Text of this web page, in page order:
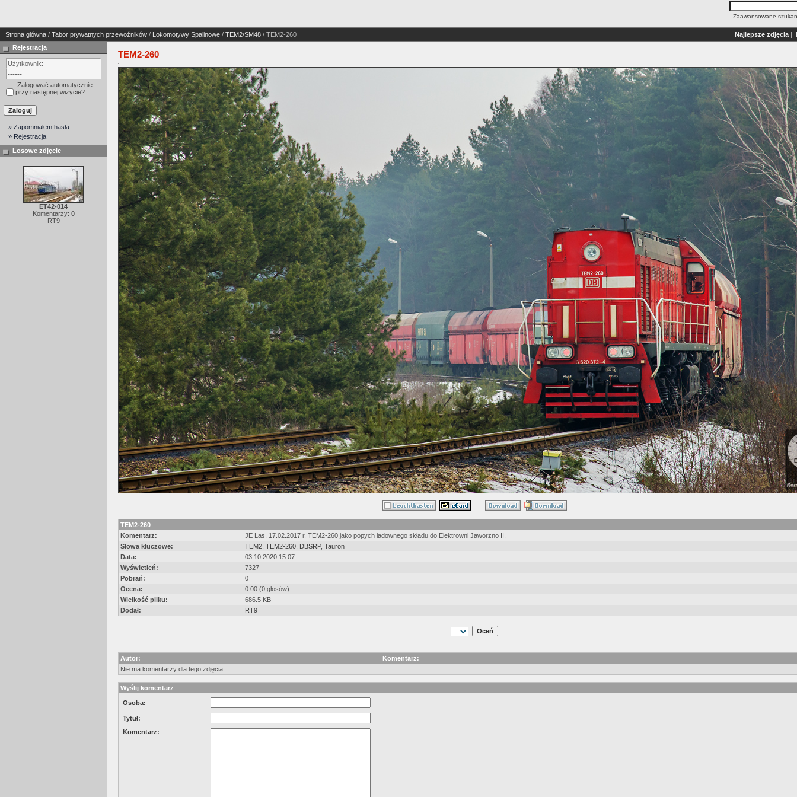
Zaawansowane
Strona główna / Tabor prywatnych przewoźników / Lokomotywy Spalinowe / TEM2/SM48 / TEM2-260 Najlepsze zdjęcia |
Rejestracja
Zalogować automatycznie
przy następnej wizycie?
» Zapomniałem hasła
» Rejestracja
Losowe zdjęcie
ET42-014
Komentarzy: 0
RT9
TEM2-260
TEM2-260
Komentarz:
JE Las, 17.02.2017 r. TEM2-260 jako popych ładownego składu do Elektrowni Jaworzno II.
Słowa kluczowe:
TEM2 TEM2-260 DBSRP, Tauron
Data:
03.10.2020 15:07
Wyświetleń:
7327
Pobrań:
0
Ocena:
0.00 (0 głosów)
Wielkość pliku:
686.5 KB
Dodał:
RT9
Autor:
Komentarz:
Nie ma komentarzy dla tego zdjęcia
Wyślij komentarz
Osoba:
Tytuł:
Komentarz: